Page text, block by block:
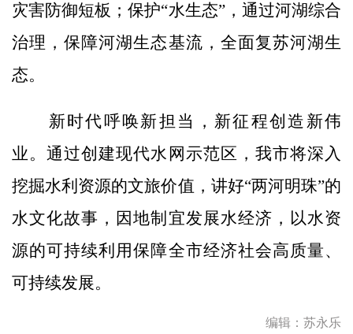
灾害防御短板；保护“水生态”，通过河湖综合
治理，保障河湖生态基流，全面复苏河湖生
态。
新时代呼唤新担当，新征程创造新伟
业。通过创建现代水网示范区，我市将深入
挖掘水利资源的文旅价值，讲好“两河明珠”的
水文化故事，因地制宜发展水经济，以水资
源的可持续利用保障全市经济社会高质量、
可持续发展。
编辑：苏永乐